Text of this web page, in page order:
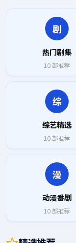
剧
热门剧集
10部推荐
综
综艺精选
10部推荐
漫
动漫番剧
10部推荐